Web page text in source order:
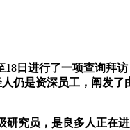
18日进行了一项查询拜
仍是资深员工，阐发
究员，是良多人正在